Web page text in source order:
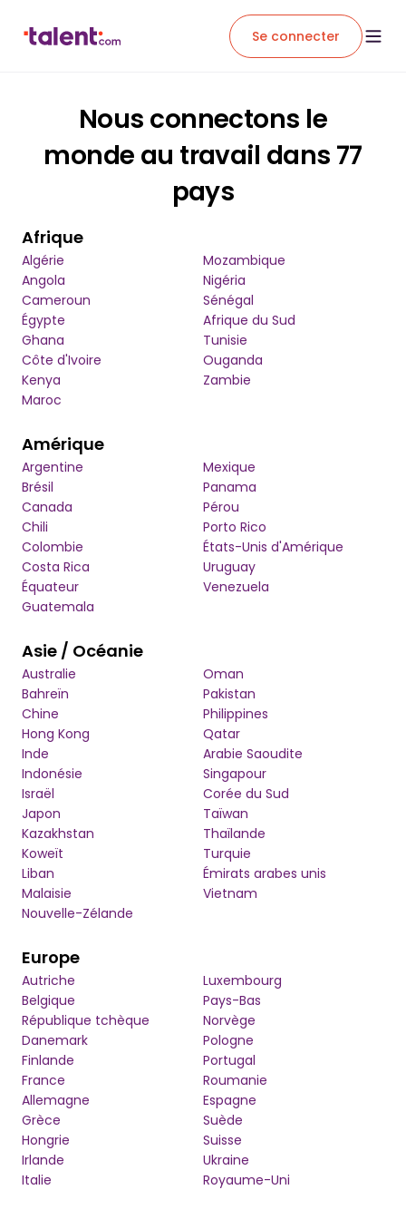
Se connecter
Nous connectons le
monde au travail dans 77
pays
Afrique
Algérie
Angola
Cameroun
Égypte
Ghana
Côte d'Ivoire
Kenya
Maroc
Mozambique
Nigéria
Sénégal
Afrique du Sud
Tunisie
Ouganda
Zambie
Amérique
Argentine
Brésil
Canada
Chili
Colombie
Costa Rica
Équateur
Guatemala
Mexique
Panama
Pérou
Porto Rico
États-Unis d'Amérique
Uruguay
Venezuela
Asie / Océanie
Australie
Bahreïn
Chine
Hong Kong
Inde
Indonésie
Israël
Japon
Kazakhstan
Koweït
Liban
Malaisie
Nouvelle-Zélande
Oman
Pakistan
Philippines
Qatar
Arabie Saoudite
Singapour
Corée du Sud
Taïwan
Thaïlande
Turquie
Émirats arabes unis
Vietnam
Europe
Autriche
Belgique
République tchèque
Danemark
Finlande
France
Allemagne
Grèce
Hongrie
Irlande
Italie
Luxembourg
Pays-Bas
Norvège
Pologne
Portugal
Roumanie
Espagne
Suède
Suisse
Ukraine
Royaume-Uni